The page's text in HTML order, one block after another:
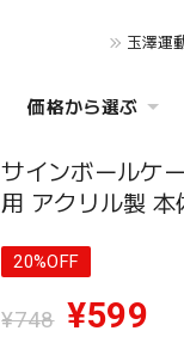
玉澤運
価格から選ぶ
サインボールケ
用 アクリル製 本
20%OFF
¥748 ¥599